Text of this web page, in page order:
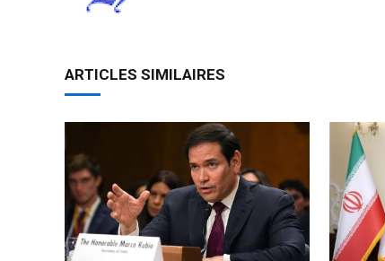
ARTICLES SIMILAIRES